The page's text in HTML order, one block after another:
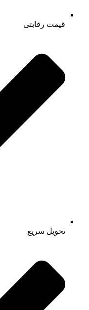
قیمت رقابتی
تحویل سریع